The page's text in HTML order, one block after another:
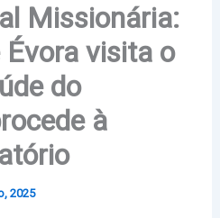
Missionária:
visita o
do
à
2025